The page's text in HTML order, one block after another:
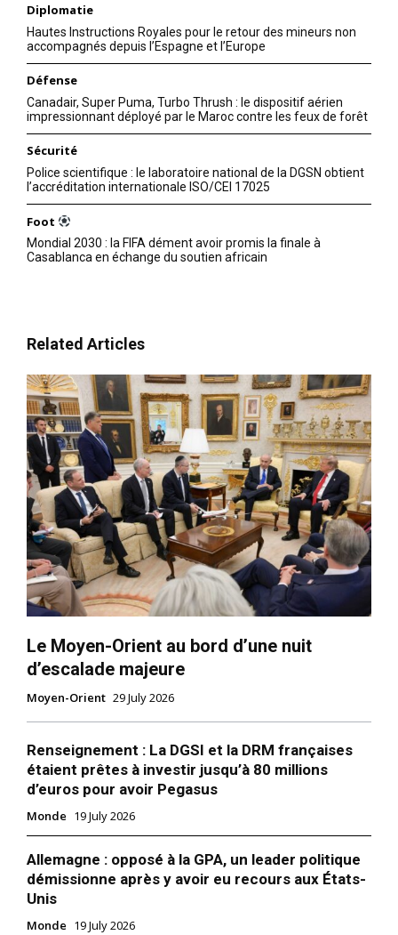
Diplomatie
Hautes Instructions Royales pour le retour des mineurs non
accompagnés depuis l’Espagne et l’Europe
Défense
Canadair, Super Puma, Turbo Thrush : le dispositif aérien
impressionnant déployé par le Maroc contre les feux de forêt
Sécurité
Police scientifique : le laboratoire national de la DGSN obtient
l’accréditation internationale ISO/CEI 17025
Foot
Mondial 2030 : la FIFA dément avoir promis la finale à
Casablanca en échange du soutien africain
Related Articles
Le Moyen-Orient au bord d’une nuit
d’escalade majeure
Moyen-Orient 29 July 2026
Renseignement : La DGSI et la DRM françaises
étaient prêtes à investir jusqu’à 80 millions
d’euros pour avoir Pegasus
Monde 19 July 2026
Allemagne : opposé à la GPA, un leader politique
démissionne après y avoir eu recours aux États-
Unis
Monde 19 July 2026